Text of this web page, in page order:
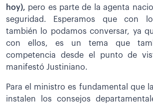
hoy), pero es parte de la agenta
seguridad. Esperamos que con
también lo podamos conversar, ya
con ellos, es un tema que
competencia desde el punto de
manifestó Justiniano.
Para el ministro es fundamental que
instalen los consejos